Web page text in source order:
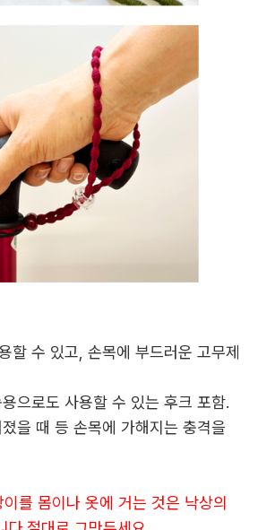
할 수 있고, 손목에 부드러운 고무제
으로도 사용할 수 있는 후크 포함.
을 때 등 손목에 가해지는 충격을
를 몸이나 옷에 거는 것은 낙상의